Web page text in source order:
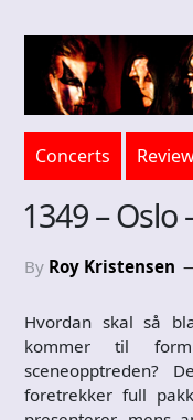
Concerts
1349 – Oslo
By Roy Kristensen
Hvordan skal så
kommer til
sceneopptreden?
foretrekker full